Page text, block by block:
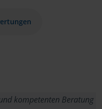
kompetenten Beratung